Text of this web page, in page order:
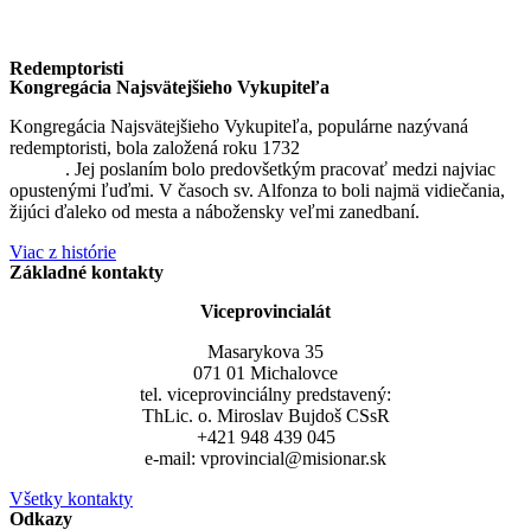
Redemptoristi
Kongregácia Najsvätejšieho Vykupiteľa
Kongregácia Najsvätejšieho Vykupiteľa, populárne nazývaná
redemptoristi, bola založená roku 1732
. Jej poslaním bolo predovšetkým pracovať medzi najviac
opustenými ľuďmi. V časoch sv. Alfonza to boli najmä vidiečania,
žijúci ďaleko od mesta a nábožensky veľmi zanedbaní.
Viac z histórie
Základné kontakty
Viceprovincialát
Masarykova 35
071 01 Michalovce
tel. viceprovinciálny predstavený:
ThLic. o. Miroslav Bujdoš CSsR
+421 948 439 045
e-mail: vprovincial@misionar.sk
Všetky kontakty
Odkazy